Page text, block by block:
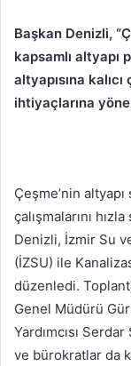
Başkan Denizli,
kapsamlı altyapı
altyapısına
ihtiyaçlarına
Çeşme’nin
çalışmalarını
Denizli, İzmir Su
(İZSU) ile
düzenledi.
Genel Müdürü
Yardımcısı
ve bürokratlar da